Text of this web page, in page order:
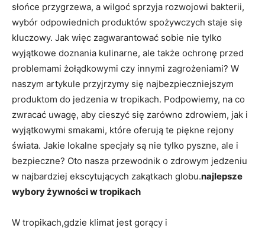
słońce przygrzewa, a wilgoć ‍sprzyja rozwojowi bakterii,
wybór odpowiednich​ produktów spożywczych staje się
kluczowy.‍ Jak więc‍ zagwarantować sobie nie‌ tylko
wyjątkowe doznania kulinarne, ale także ochronę przed⁣
problemami ​żołądkowymi czy innymi zagrożeniami? W
naszym artykule przyjrzymy się ​najbezpieczniejszym
⁢produktom do‌ jedzenia w tropikach. Podpowiemy, na co⁤
zwracać uwagę,⁣ aby cieszyć się zarówno zdrowiem, jak ⁤i⁢
wyjątkowymi smakami, ⁤które oferują te piękne rejony
świata. Jakie lokalne specjały⁣ są nie tylko pyszne, ale i
⁣bezpieczne?​ Oto nasza ⁤przewodnik o zdrowym jedzeniu
w najbardziej‍ ekscytujących zakątkach globu.najlepsze
wybory żywności w tropikach
W‌ tropikach,gdzie klimat jest ‌gorący i